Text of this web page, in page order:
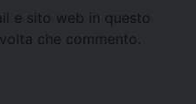
e sito web in questo
che commento.